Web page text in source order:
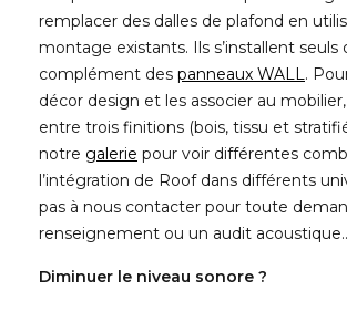
remplacer des dalles de plafond en
montage existants. Ils s’installent seuls
complément des panneaux WALL.
décor design et les associer au
entre trois finitions (bois, tissu et
notre galerie pour voir différentes
l’intégration de Roof dans différents
pas à nous contacter pour toute
renseignement ou un audit
Diminuer le niveau sonore ?